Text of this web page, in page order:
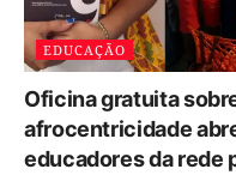
EDUCAÇÃO
Oficina gratuita
afrocentricidade
educadores da rede